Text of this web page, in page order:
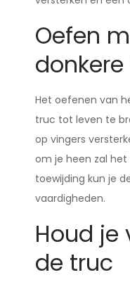
Oefen
Het oefenen van
truc tot leven te
op vingers
om je heen zal het
toewijding kun je
vaardigheden.
Houd
de truc